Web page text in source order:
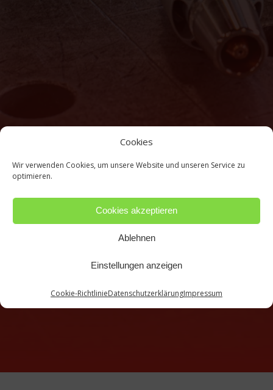
Cookies
Wir verwenden Cookies, um unsere Website und unseren Service zu
optimieren.
Cookies akzeptieren
Ablehnen
Einstellungen anzeigen
Cookie-RichtlinieDatenschutzerklärungImpressum